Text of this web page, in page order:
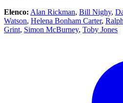
Elenco: Alan Rickman, Bill Nighy,
Watson, Helena Bonham Carter,
Grint, Simon McBurney, Toby Jones